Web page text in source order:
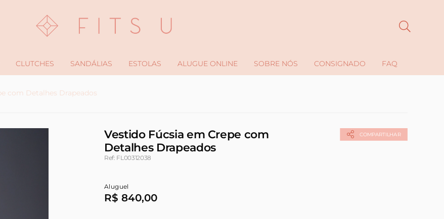
CLUTCHES SANDÁLIAS ESTOLAS ALUGUE ONLINE SOBRE NÓS CONSIGNADO FAQ
com Detalhes Drapeados
COMPARTILHAR
Vestido Fúcsia em Crepe com
Detalhes Drapeados
Ref: FL00312038
Aluguel
R$ 840,00